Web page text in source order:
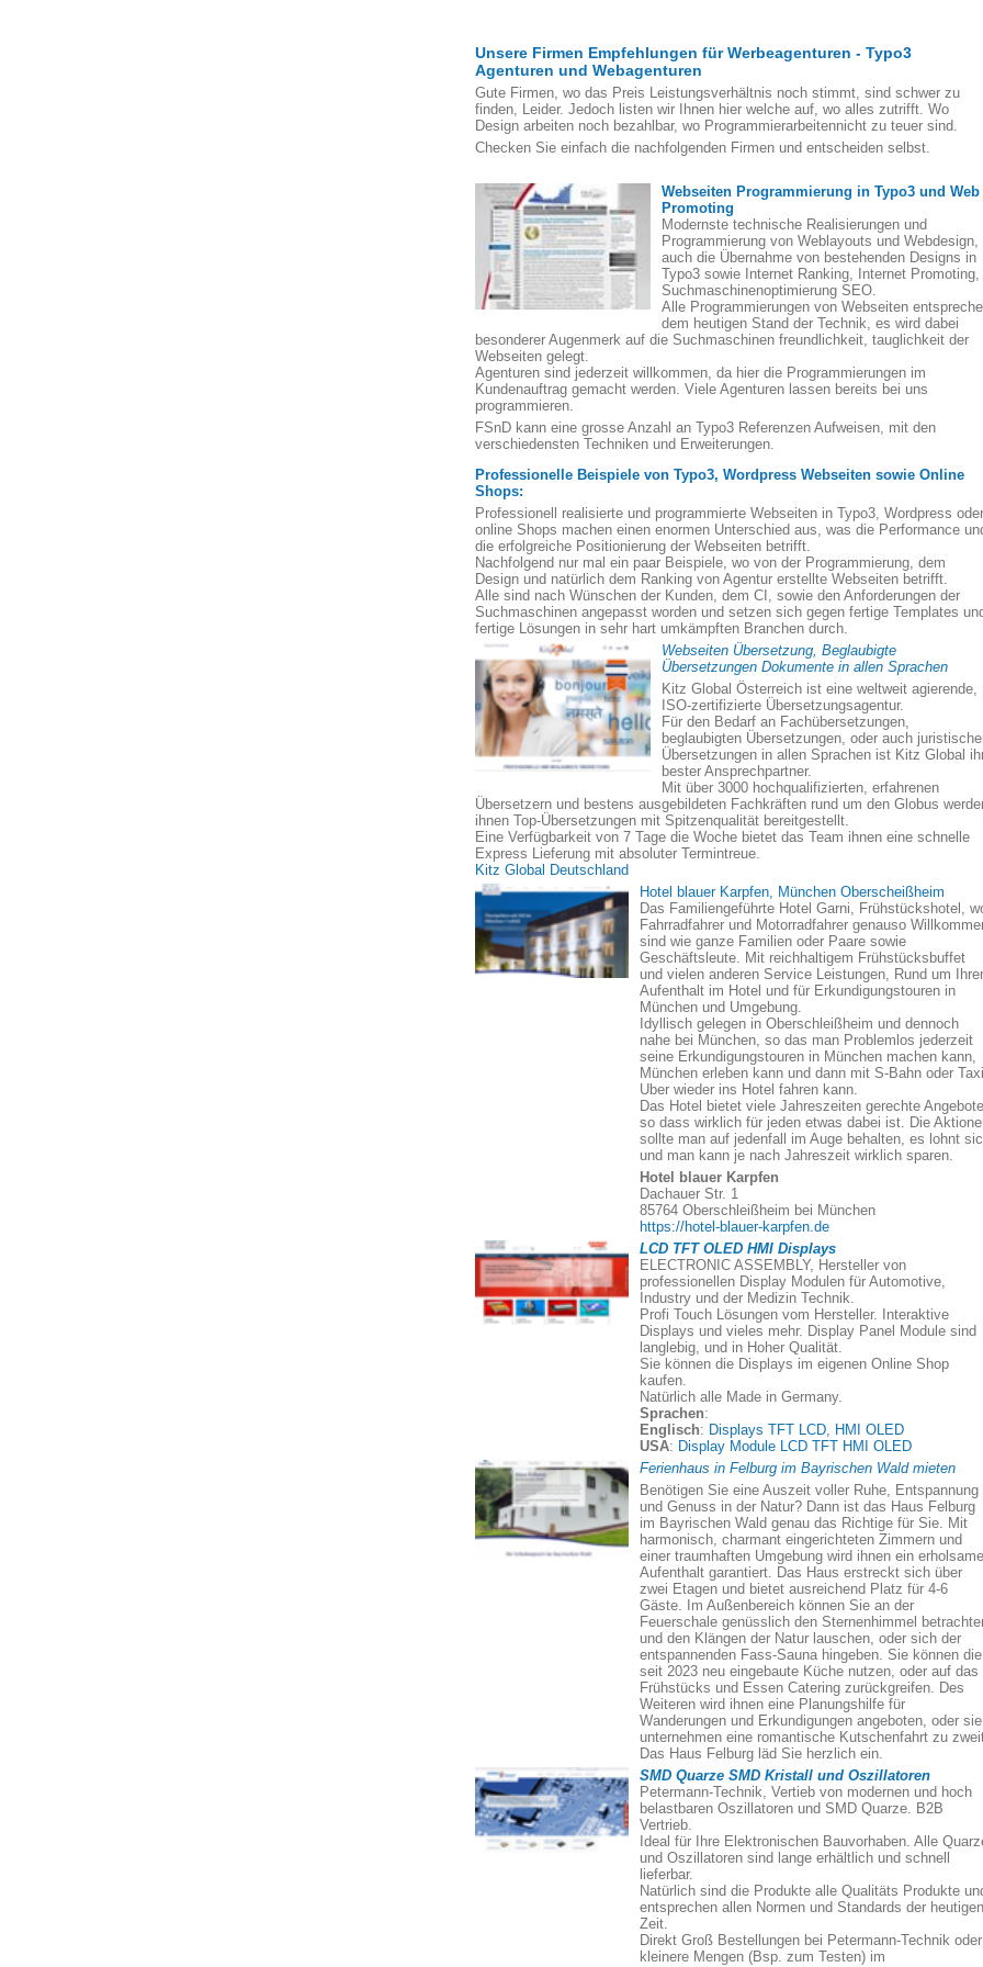
Unsere Firmen Empfehlungen für Werbeagenturen - Typo3
Agenturen und Webagenturen
Gute Firmen, wo das Preis Leistungsverhältnis noch stimmt, sind schwer zu
finden, Leider. Jedoch listen wir Ihnen hier welche auf, wo alles zutrifft. Wo
Design arbeiten noch bezahlbar, wo Programmierarbeitennicht zu teuer sind.
Checken Sie einfach die nachfolgenden Firmen und entscheiden selbst.
Webseiten Programmierung in Typo3 und Web
Promoting
Modernste technische Realisierungen und
Programmierung von Weblayouts und Webdesign,
auch die Übernahme von bestehenden Designs in
Typo3 sowie Internet Ranking, Internet Promoting,
Suchmaschinenoptimierung SEO.
Alle Programmierungen von Webseiten
dem heutigen Stand der Technik, es wird dabei
besonderer Augenmerk auf die Suchmaschinen freundlichkeit, tauglichkeit der
Webseiten gelegt.
Agenturen sind jederzeit willkommen, da hier die Programmierungen im
Kundenauftrag gemacht werden. Viele Agenturen lassen bereits bei uns
programmieren.
FSnD kann eine grosse Anzahl an Typo3 Referenzen Aufweisen, mit den
verschiedensten Techniken und Erweiterungen.
Professionelle Beispiele von Typo3, Wordpress Webseiten sowie Online
Shops:
Professionell realisierte und programmierte Webseiten in Typo3, Wordpress oder
online Shops machen einen enormen Unterschied aus, was die Performance
die erfolgreiche Positionierung der Webseiten betrifft.
Nachfolgend nur mal ein paar Beispiele, wo von der Programmierung, dem
Design und natürlich dem Ranking von Agentur erstellte Webseiten betrifft.
Alle sind nach Wünschen der Kunden, dem CI, sowie den Anforderungen der
Suchmaschinen angepasst worden und setzen sich gegen fertige Templates
fertige Lösungen in sehr hart umkämpften Branchen durch.
Webseiten Übersetzung, Beglaubigte
Übersetzungen Dokumente in allen Sprachen
Kitz Global Österreich ist eine weltweit agierende,
ISO-zertifizierte Übersetzungsagentur.
Für den Bedarf an Fachübersetzungen,
beglaubigten Übersetzungen, oder auch
Übersetzungen in allen Sprachen ist Kitz Global
bester Ansprechpartner.
Mit über 3000 hochqualifizierten, erfahrenen
Übersetzern und bestens ausgebildeten Fachkräften rund um den Globus
ihnen Top-Übersetzungen mit Spitzenqualität bereitgestellt.
Eine Verfügbarkeit von 7 Tage die Woche bietet das Team ihnen eine schnelle
Express Lieferung mit absoluter Termintreue.
Kitz Global Deutschland
Hotel blauer Karpfen, München Oberscheißheim
Das Familiengeführte Hotel Garni, Frühstückshotel,
Fahrradfahrer und Motorradfahrer genauso
sind wie ganze Familien oder Paare sowie
Geschäftsleute. Mit reichhaltigem Frühstücksbuffet
und vielen anderen Service Leistungen, Rund um
Aufenthalt im Hotel und für Erkundigungstouren in
München und Umgebung.
Idyllisch gelegen in Oberschleißheim und dennoch
nahe bei München, so das man Problemlos jederzeit
seine Erkundigungstouren in München machen kann,
München erleben kann und dann mit S-Bahn oder
Uber wieder ins Hotel fahren kann.
Das Hotel bietet viele Jahreszeiten gerechte
so dass wirklich für jeden etwas dabei ist. Die
sollte man auf jedenfall im Auge behalten, es lohnt
und man kann je nach Jahreszeit wirklich sparen.
Hotel blauer Karpfen
Dachauer Str. 1
85764 Oberschleißheim bei München
https://hotel-blauer-karpfen.de
LCD TFT OLED HMI Displays
ELECTRONIC ASSEMBLY, Hersteller von
professionellen Display Modulen für Automotive,
Industry und der Medizin Technik.
Profi Touch Lösungen vom Hersteller. Interaktive
Displays und vieles mehr. Display Panel Module sind
langlebig, und in Hoher Qualität.
Sie können die Displays im eigenen Online Shop
kaufen.
Natürlich alle Made in Germany.
Sprachen:
Englisch: Displays TFT LCD, HMI OLED
USA: Display Module LCD TFT HMI OLED
Ferienhaus in Felburg im Bayrischen Wald mieten
Benötigen Sie eine Auszeit voller Ruhe, Entspannung
und Genuss in der Natur? Dann ist das Haus Felburg
im Bayrischen Wald genau das Richtige für Sie. Mit
harmonisch, charmant eingerichteten Zimmern und
einer traumhaften Umgebung wird ihnen ein
Aufenthalt garantiert. Das Haus erstreckt sich über
zwei Etagen und bietet ausreichend Platz für 4-6
Gäste. Im Außenbereich können Sie an der
Feuerschale genüsslich den Sternenhimmel
und den Klängen der Natur lauschen, oder sich der
entspannenden Fass-Sauna hingeben. Sie können die
seit 2023 neu eingebaute Küche nutzen, oder auf das
Frühstücks und Essen Catering zurückgreifen. Des
Weiteren wird ihnen eine Planungshilfe für
Wanderungen und Erkundigungen angeboten, oder sie
unternehmen eine romantische Kutschenfahrt zu
Das Haus Felburg läd Sie herzlich ein.
SMD Quarze SMD Kristall und Oszillatoren
Petermann-Technik, Vertieb von modernen und hoch
belastbaren Oszillatoren und SMD Quarze. B2B
Vertrieb.
Ideal für Ihre Elektronischen Bauvorhaben. Alle
und Oszillatoren sind lange erhältlich und schnell
lieferbar.
Natürlich sind die Produkte alle Qualitäts Produkte
entsprechen allen Normen und Standards der heutigen
Zeit.
Direkt Groß Bestellungen bei Petermann-Technik oder
kleinere Mengen (Bsp. zum Testen) im